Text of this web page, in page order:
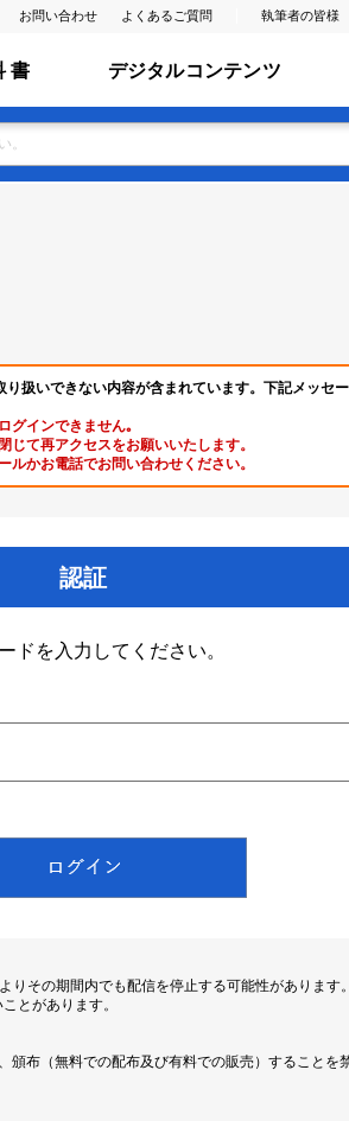
お問い合わせ よくあるご質問 執筆者の皆様
書 デジタルコンテンツ
扱いできない内容が含まれています。下記メッセ
グインできません｡
て再アクセスをお願いいたします。
かお電話でお問い合わせください。
認証
ドを入力してください。
その期間内でも配信を停止する可能性があります。
とがあります。
布（無料での配布及び有料での販売）することを